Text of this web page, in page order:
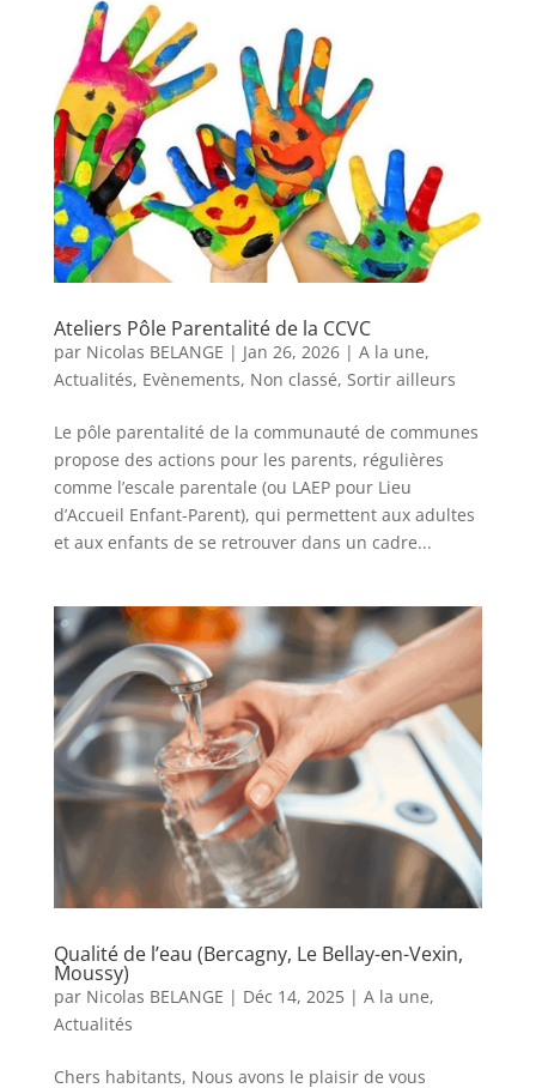
Ateliers Pôle Parentalité de la CCVC
par Nicolas BELANGE | Jan 26, 2026| A la une,
Actualités, Evènements, Non classé, Sortir ailleurs
Le pôle parentalité de la communauté de communes
propose des actions pour les parents, régulières
comme l’escale parentale (ou LAEP pour Lieu
d’Accueil Enfant-Parent), qui permettent aux adultes
et aux enfants de se retrouver dans un cadre...
Qualité de l’eau (Bercagny, Le Bellay-en-Vexin,
Moussy)
par Nicolas BELANGE | Déc 14, 2025| A la une,
Actualités
Chers habitants, Nous avons le plaisir de vous